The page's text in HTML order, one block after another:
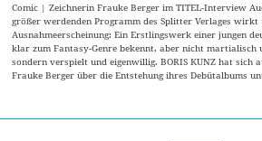
Comic | Zeichnerin Frauke Berger im TITEL-Interview
größer werdenden Programm des Splitter Verlages wirkt
Ausnahmeerscheinung: Ein Erstlingswerk einer jungen
klar zum Fantasy-Genre bekennt, aber nicht martialisch
sondern verspielt und eigenwillig. BORIS KUNZ hat sich
Frauke Berger über die Entstehung ihres Debütalbums